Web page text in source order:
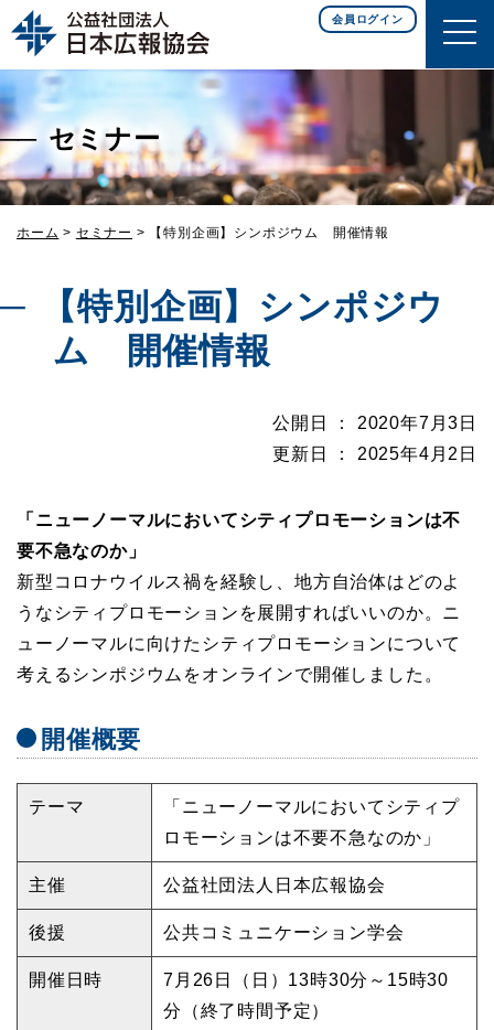
このページの本文へ移動
会員ログイン
セミナー
ホーム > セミナー > 【特別企画】シンポジウム 開催情報
【特別企画】シンポジウ
ム 開催情報
公開日 ： 2020年7月3日
更新日 ： 2025年4月2日
「ニューノーマルにおいてシティプロモーションは不
要不急なのか」
新型コロナウイルス禍を経験し、地方自治体はどのよ
うなシティプロモーションを展開すればいいのか。ニ
ューノーマルに向けたシティプロモーションについて
考えるシンポジウムをオンラインで開催しました。
開催概要
テーマ
「ニューノーマルにおいてシティプ
ロモーションは不要不急なのか」
主催 公益社団法人日本広報協会
後援 公共コミュニケーション学会
開催日時
7月26日（日）13時30分～15時30
分（終了時間予定）